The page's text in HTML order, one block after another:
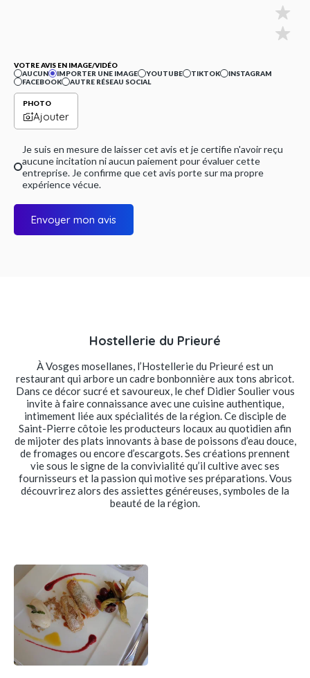
VOTRE AVIS EN IMAGE/VIDÉO
AUCUN
IMPORTER UNE IMAGE YOUTUBE TIKTOK
INSTAGRAM
FACEBOOK
AUTRE RÉSEAU SOCIAL
PHOTO
Ajouter
Je suis en mesure de laisser cet avis et je certifie n'avoir reçu
aucune incitation ni aucun paiement pour évaluer cette
entreprise. Je confirme que cet avis porte sur ma propre
expérience vécue.
Envoyer mon avis
Hostellerie du Prieuré
À Vosges mosellanes, l’Hostellerie du Prieuré est un
restaurant qui arbore un cadre bonbonnière aux tons abricot.
Dans ce décor sucré et savoureux, le chef Didier Soulier vous
invite à faire connaissance avec une cuisine authentique,
intimement liée aux spécialités de la région. Ce disciple de
Saint-Pierre côtoie les producteurs locaux au quotidien afin
de mijoter des plats innovants à base de poissons d’eau douce,
de fromages ou encore d’escargots. Ses créations prennent
vie sous le signe de la convivialité qu’il cultive avec ses
fournisseurs et la passion qui motive ses préparations. Vous
découvrirez alors des assiettes généreuses, symboles de la
beauté de la région.